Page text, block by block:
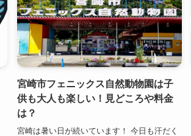
宮崎市フェニックス自然動物園は子
供も大人も楽しい！見どころや料金
は？
宮崎は暑い日が続いています！ 今日も汗だく